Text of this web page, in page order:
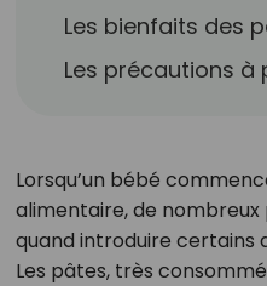
Les bienfaits des
Les précautions à
Lorsqu’un bébé
alimentaire, de
quand introduire certains
Les pâtes, très